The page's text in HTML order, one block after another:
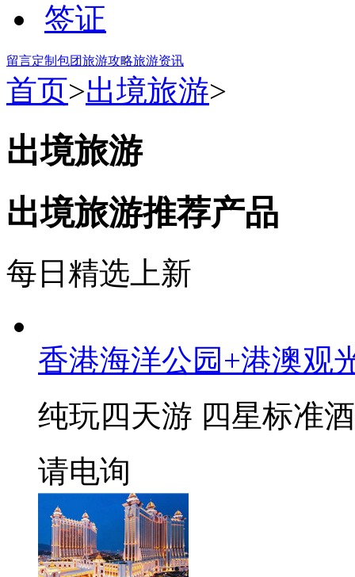
签证
留言定制包团旅游攻略旅游资讯
首页>出境旅游>
出境旅游
出境旅游推荐产品
每日精选上新
香港海洋公园+港澳观
纯玩四天游 四星标准
请电询